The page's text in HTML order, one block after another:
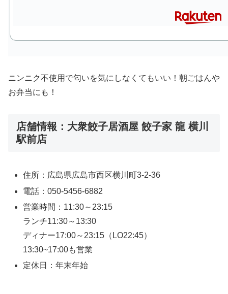
ニンニク不使用で匂いを気にしなくてもいい！朝ごはんや
お弁当にも！
店舗情報：大衆餃子居酒屋 餃子家 龍 横川
駅前店
住所：広島県広島市西区横川町3-2-36
電話：050-5456-6882
営業時間：11:30～23:15
ランチ11:30～13:30
ディナー17:00～23:15（LO22:45）
13:30~17:00も営業
定休日：年末年始